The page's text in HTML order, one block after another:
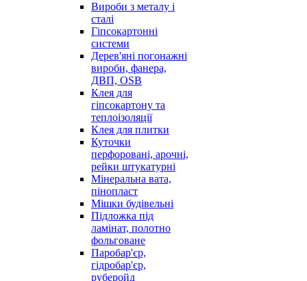
Вироби з металу і
сталі
Гіпсокартонні
системи
Дерев'яні погонажні
вироби, фанера,
ДВП, OSB
Клея для
гіпсокартону та
теплоізоляції
Клея для плитки
Куточки
перфоровані, арочні,
рейки штукатурні
Мінеральна вата,
пінопласт
Мішки будівельні
Підложка під
ламінат, полотно
фольговане
Паробар'єр,
гідробар'єр,
руберойд